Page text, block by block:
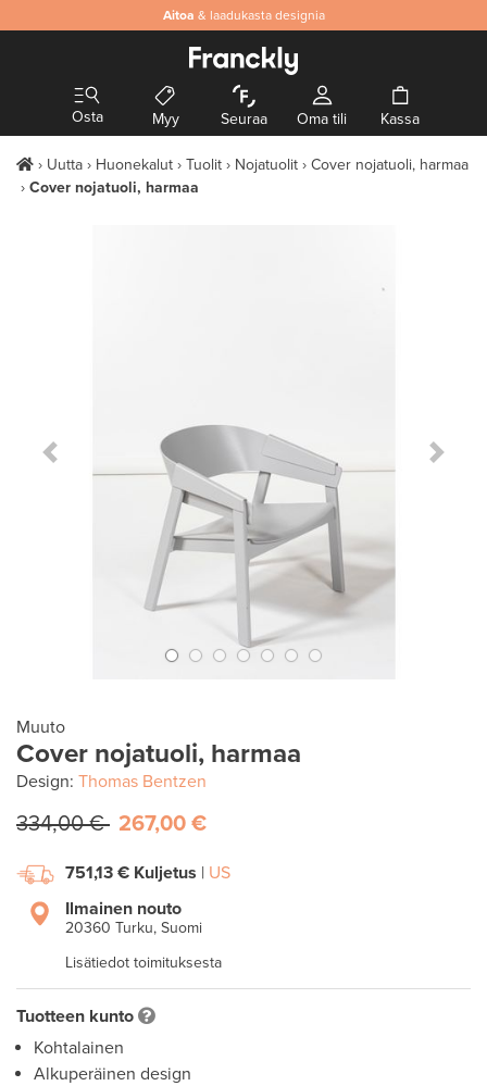
Aitoa & laadukasta designia
Osta Myy Seuraa Oma tili Kassa
Uutta Huonekalut Tuolit Nojatuolit
Cover nojatuoli, harmaa
Cover nojatuoli, harmaa
Previous Slide Next
Muuto
Cover nojatuoli, harmaa
Design: Thomas Bentzen
334,00 € 267,00 €
751,13 € Kuljetus | US
Ilmainen nouto
20360 Turku, Suomi
Lisätiedot toimituksesta
Tuotteen kunto
Kohtalainen
Alkuperäinen design